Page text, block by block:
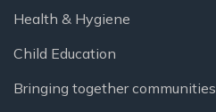
Health & Hygiene
Child Education
Bringing together communities